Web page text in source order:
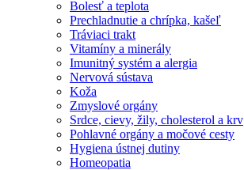
Bolesť a teplota
Prechladnutie a chrípka, kašeľ
Tráviaci trakt
Vitamíny a minerály
Imunitný systém a alergia
Nervová sústava
Koža
Zmyslové orgány
Srdce, cievy, žily, cholesterol a krv
Pohlavné orgány a močové cesty
Hygiena ústnej dutiny
Homeopatia